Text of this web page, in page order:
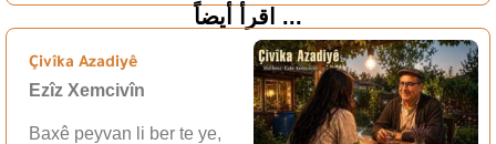
اقرأ أيضاً ...
Çivîka Azadiyê
Ezîz Xemcivîn
Baxê peyvan li ber te ye,